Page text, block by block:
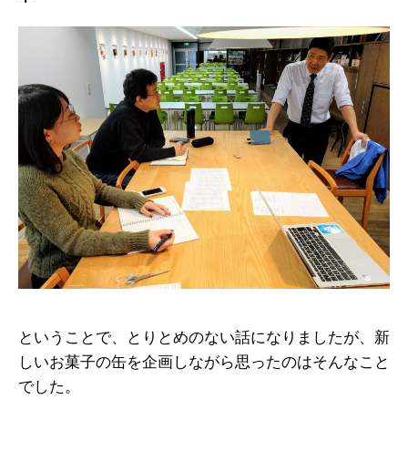
ということで、とりとめのない話になりましたが、新
しいお菓子の缶を企画しながら思ったのはそんなこと
でした。